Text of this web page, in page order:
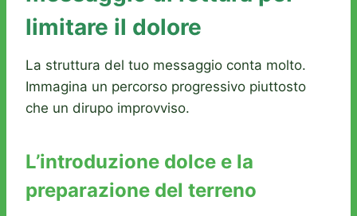
limitare il dolore
La struttura del tuo messaggio conta molto.
Immagina un percorso progressivo piuttosto
che un dirupo improvviso.
L’introduzione dolce e la
preparazione del terreno